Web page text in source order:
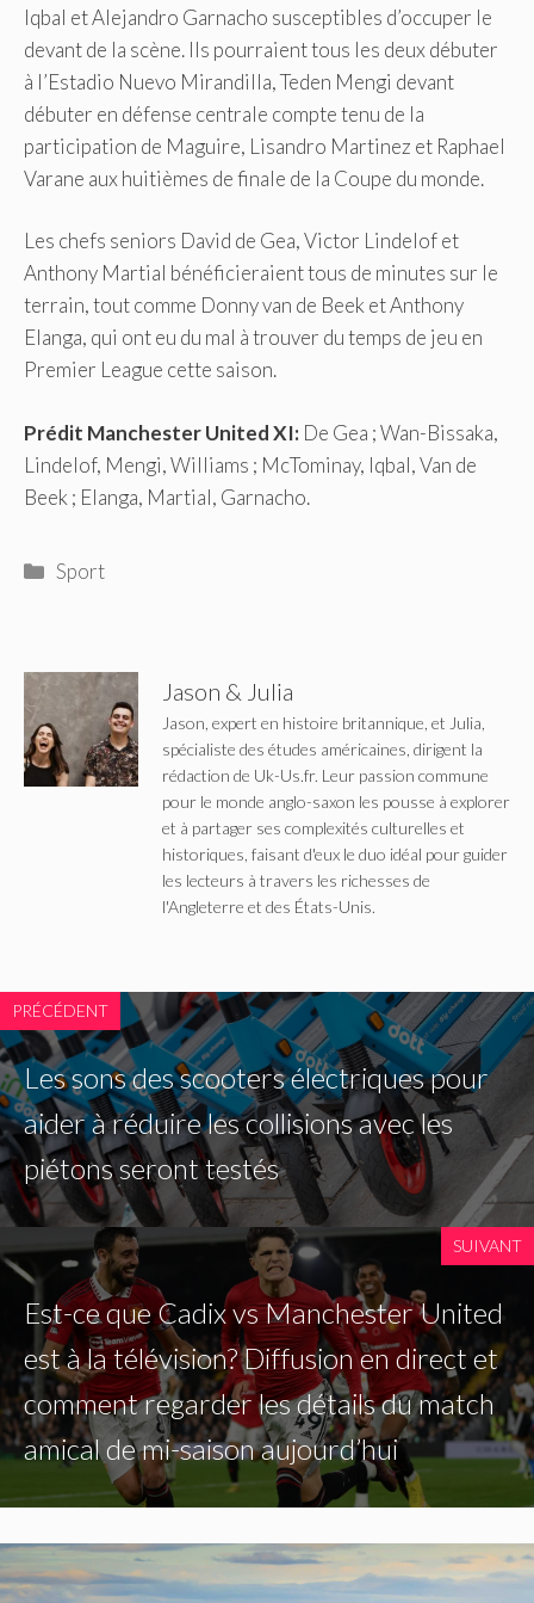
Iqbal et Alejandro Garnacho susceptibles d’occuper le
devant de la scène. Ils pourraient tous les deux débuter
à l’Estadio Nuevo Mirandilla, Teden Mengi devant
débuter en défense centrale compte tenu de la
participation de Maguire, Lisandro Martinez et Raphael
Varane aux huitièmes de finale de la Coupe du monde.
Les chefs seniors David de Gea, Victor Lindelof et
Anthony Martial bénéficieraient tous de minutes sur le
terrain, tout comme Donny van de Beek et Anthony
Elanga, qui ont eu du mal à trouver du temps de jeu en
Premier League cette saison.
Prédit Manchester United XI: De Gea ; Wan-Bissaka,
Lindelof, Mengi, Williams ; McTominay, Iqbal, Van de
Beek ; Elanga, Martial, Garnacho.
Catégories
Sport
Jason & Julia
Jason, expert en histoire britannique, et Julia,
spécialiste des études américaines, dirigent la
rédaction de Uk-Us.fr. Leur passion commune
pour le monde anglo-saxon les pousse à explorer
et à partager ses complexités culturelles et
historiques, faisant d'eux le duo idéal pour guider
les lecteurs à travers les richesses de
l'Angleterre et des États-Unis.
PRÉCÉDENT
Les sons des scooters électriques pour
aider à réduire les collisions avec les
piétons seront testés
SUIVANT
Est-ce que Cadix vs Manchester United
est à la télévision? Diffusion en direct et
comment regarder les détails du match
amical de mi-saison aujourd’hui